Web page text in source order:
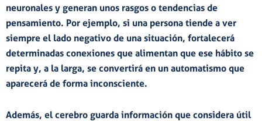
neuronales y generan unos rasgos o tendencias de
pensamiento. Por ejemplo, si una persona tiende a ver
siempre el lado negativo de una situación, fortalecerá
determinadas conexiones que alimentan que ese hábito se
repita y, a la larga, se convertirá en un automatismo que
aparecerá de forma inconsciente.
Además, el cerebro guarda información que considera útil